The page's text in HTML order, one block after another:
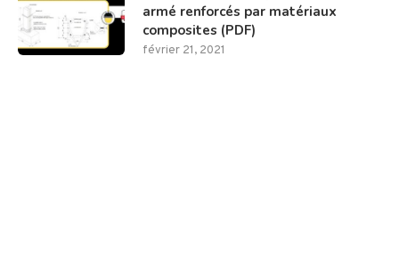
armé renforcés par matériaux
composites (PDF)
février 21, 2021